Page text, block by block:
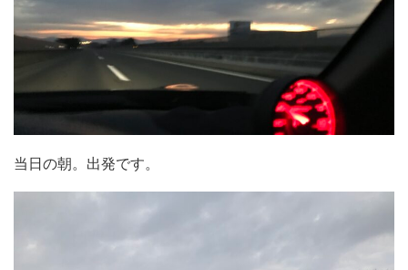
当日の朝。出発です。